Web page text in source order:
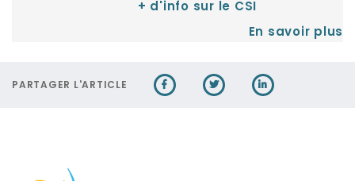
+ d'info sur le CSI
En savoir plus
PARTAGER L'ARTICLE